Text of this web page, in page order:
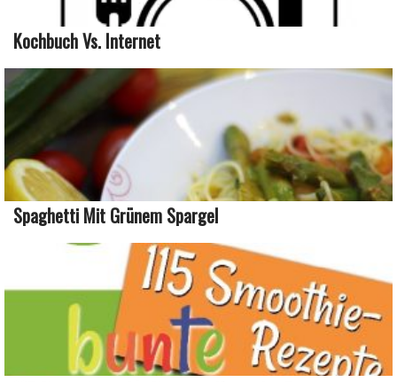
Kochbuch Vs. Internet
Spaghetti Mit Grünem Spargel